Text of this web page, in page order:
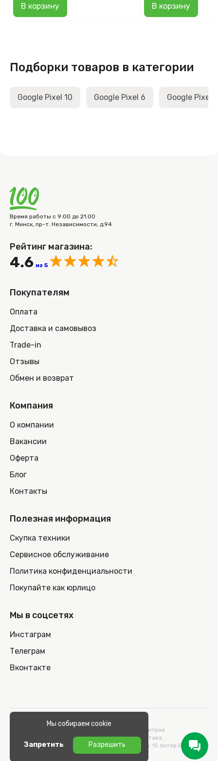
В корзину В корзину
Подборки товаров в категории
Google Pixel 10 Google Pixel 6 Google Pixel 7
Время работы с 9:00 до 21:00
г. Минск, пр-т. Независимости, д.94
Рейтинг магазина:
4.6 из 5
Покупателям
Оплата
Доставка и самовывоз
Trade-in
Отзывы
Обмен и возврат
Компания
О компании
Вакансии
Оферта
Блог
Контакты
Полезная информация
Скупка техники
Сервисное обслуживание
Политика конфиденциальности
Покупайте как юрлицо
Мы в соцсетях
Инстаграм
Телеграм
Вконтакте
© 2026 100nout.by,
ООО «СТОНОУТБУКОВ» Директор Метельский Дмитрий
Константинович, действующий на основании Устава.
Адрес: 220100, Беларусь, г. Минск, ул. Кульман, д. 15 литер Б 9/к.
Мы собираем cookie
Запретить Разрешить